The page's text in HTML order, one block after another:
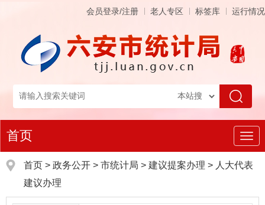
会员登录/注册 老人专区 标签库 运行情况
导
航
首页
首页 > 政务公开 > 市统计局 > 建议提案办理 > 人大代表
建议办理